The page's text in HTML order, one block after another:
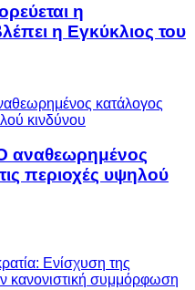
η
η Εγκύκλιος του
αναθεωρημένος
περιοχές υψηλού